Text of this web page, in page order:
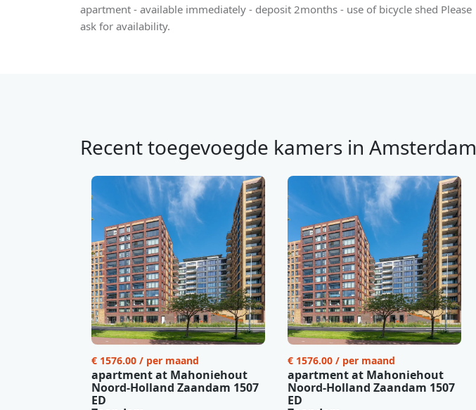
apartment - available immediately - deposit 2months - use of bicycle shed Please
ask for availability.
Recent toegevoegde kamers in Amsterdam
€ 1576.00 / per maand
apartment at Mahoniehout
Noord-Holland Zaandam 1507
ED
€ 1576.00 / per maand
apartment at Mahoniehout
Noord-Holland Zaandam 1507
ED